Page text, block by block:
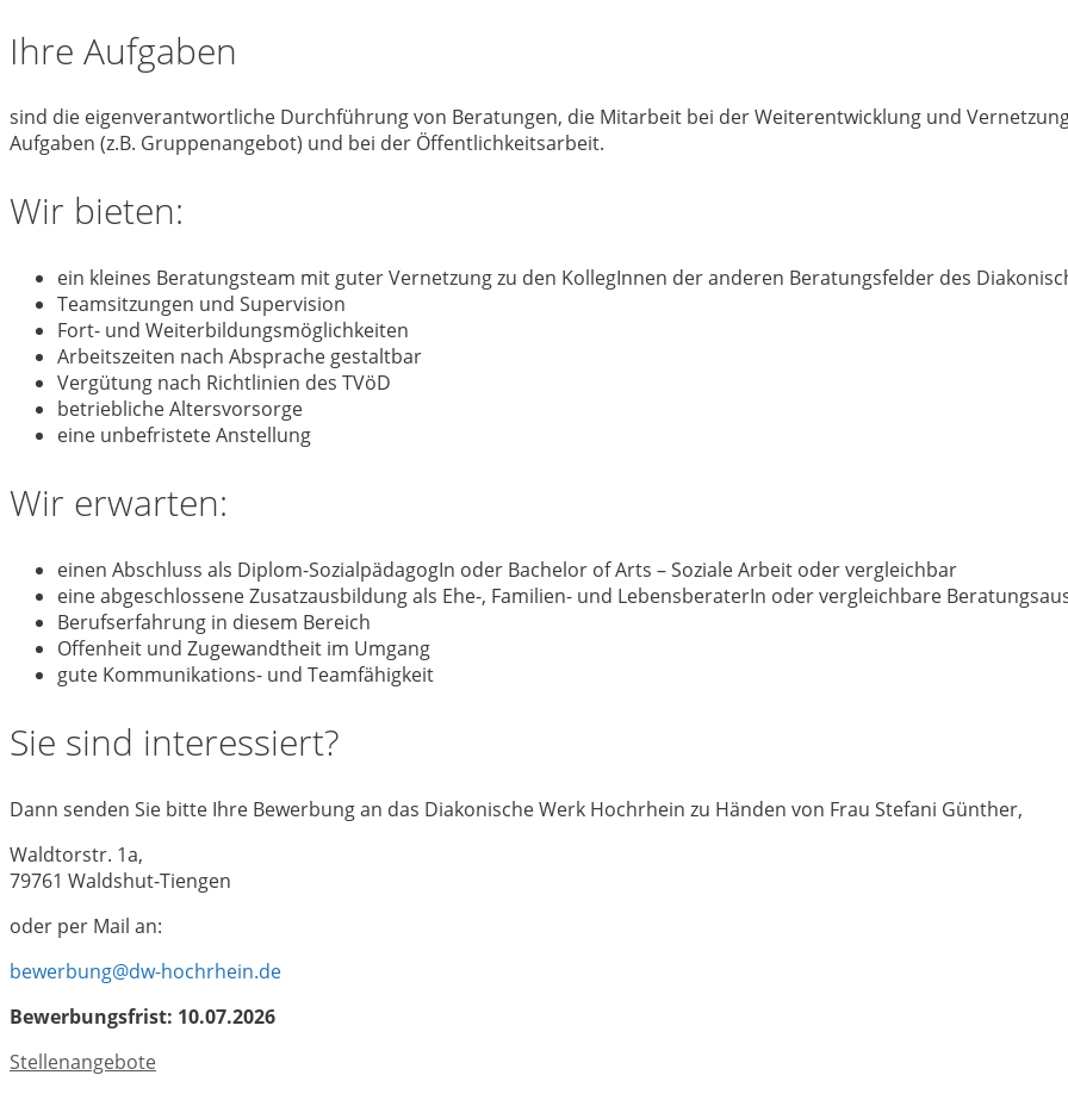
Ihre Aufgaben
sind die eigenverantwortliche Durchführung von Beratungen, die Mitarbeit bei der Weiterentwicklung und
Aufgaben (z.B. Gruppenangebot) und bei der Öffentlichkeitsarbeit.
Wir bieten:
ein kleines Beratungsteam mit guter Vernetzung zu den KollegInnen der anderen Beratungsfelder des
Teamsitzungen und Supervision
Fort- und Weiterbildungsmöglichkeiten
Arbeitszeiten nach Absprache gestaltbar
Vergütung nach Richtlinien des TVöD
betriebliche Altersvorsorge
eine unbefristete Anstellung
Wir erwarten:
einen Abschluss als Diplom-SozialpädagogIn oder Bachelor of Arts – Soziale Arbeit oder vergleichbar
eine abgeschlossene Zusatzausbildung als Ehe-, Familien- und LebensberaterIn oder vergleichbare
Berufserfahrung in diesem Bereich
Offenheit und Zugewandtheit im Umgang
gute Kommunikations- und Teamfähigkeit
Sie sind interessiert?
Dann senden Sie bitte Ihre Bewerbung an das Diakonische Werk Hochrhein zu Händen von Frau Stefani Günther,
Waldtorstr. 1a,
79761 Waldshut-Tiengen
oder per Mail an:
bewerbung@dw-hochrhein.de
Bewerbungsfrist: 10.07.2026
Kategorien
Stellenangebote